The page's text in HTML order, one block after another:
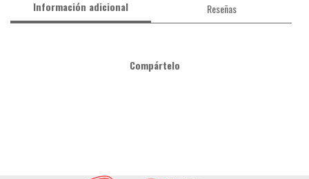
Información adicional Reseñas
Compártelo